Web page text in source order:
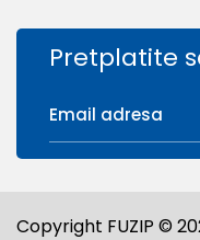
Pretplatite
Copyright FUZIP ©